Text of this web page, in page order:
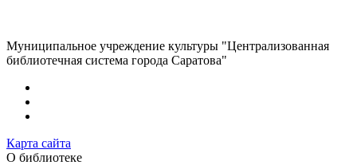
Муниципальное учреждение культуры "Централизованная
библиотечная система города Саратова"
Карта сайта
О библиотеке